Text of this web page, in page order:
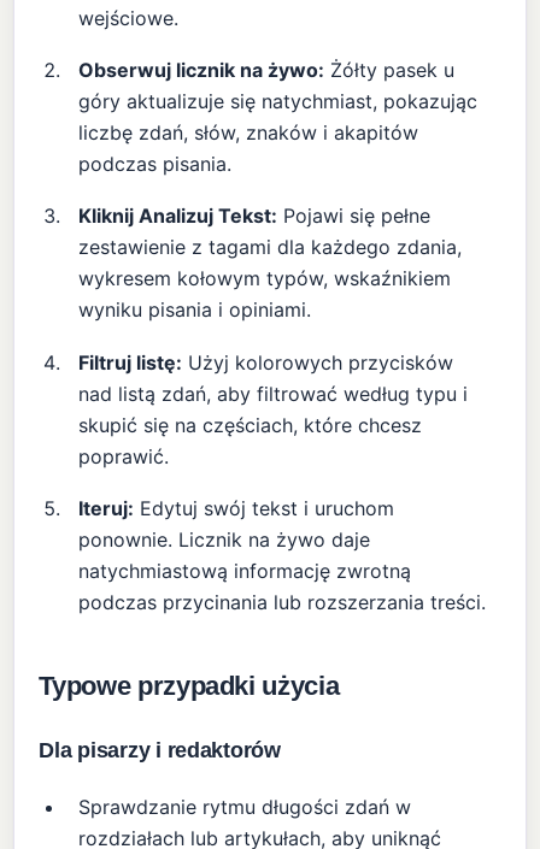
wejściowe.
Obserwuj licznik na żywo: Żółty pasek u
góry aktualizuje się natychmiast, pokazując
liczbę zdań, słów, znaków i akapitów
podczas pisania.
Kliknij Analizuj Tekst: Pojawi się pełne
zestawienie z tagami dla każdego zdania,
wykresem kołowym typów, wskaźnikiem
wyniku pisania i opiniami.
Filtruj listę: Użyj kolorowych przycisków
nad listą zdań, aby filtrować według typu i
skupić się na częściach, które chcesz
poprawić.
Iteruj: Edytuj swój tekst i uruchom
ponownie. Licznik na żywo daje
natychmiastową informację zwrotną
podczas przycinania lub rozszerzania treści.
Typowe przypadki użycia
Dla pisarzy i redaktorów
Sprawdzanie rytmu długości zdań w
rozdziałach lub artykułach, aby uniknąć